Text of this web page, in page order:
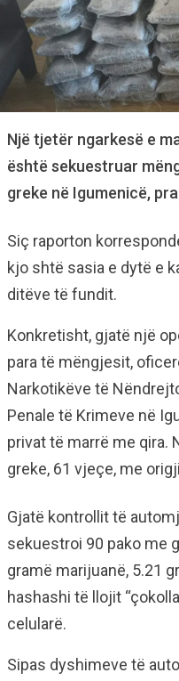
Një tjetër ngarkesë e
është sekuestruar
greke në Igumenicë,
Siç raporton
kjo shtë sasia e dytë e
ditëve të fundit.
Konkretisht, gjatë një
para të mëngjesit,
Narkotikëve të
Penale të Krimeve në
privat të marrë me qira.
greke, 61 vjeçe, me
Gjatë kontrollit të
sekuestroi 90 pako me
gramë marijuanë, 5.21
hashashi të llojit
celularë.
Sipas dyshimeve të